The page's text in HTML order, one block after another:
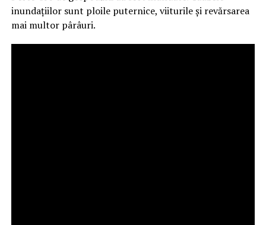
inundațiilor sunt ploile puternice, viiturile și revărsarea
mai multor pârâuri.